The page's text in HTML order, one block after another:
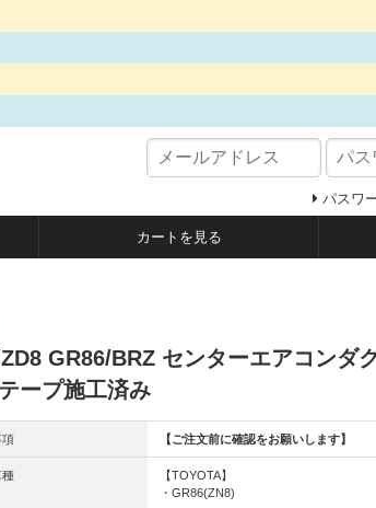
パスワ
カートを見る
GR86/BRZ センターエアコンダ
ープ施工済み
項 【ご注文前に確認をお願いします】
種
【TOYOTA】
・GR86(ZN8)